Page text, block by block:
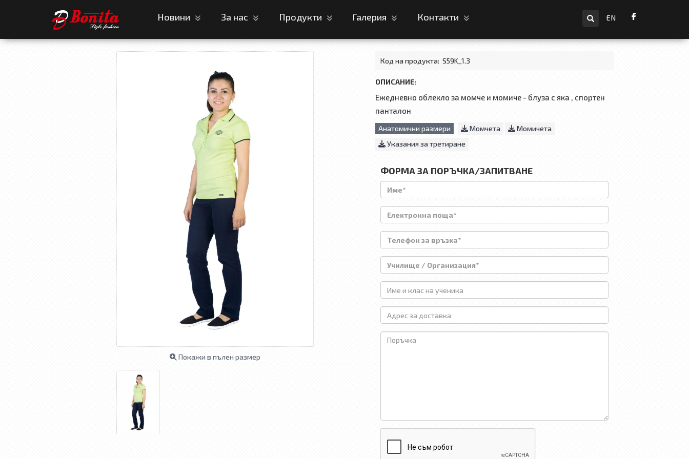
Новини За нас Продукти Галерия Контакти
EN
Покажи в пълен размер
Код на продукта: S59K_1.3
ОПИСАНИЕ:
Ежедневно облекло за момче и момиче - блуза с яка , спортен
панталон
Анатомични размери Момчета
Момичета
Указания за третиране
ФОРМА ЗА ПОРЪЧКА/ЗАПИТВАНЕ